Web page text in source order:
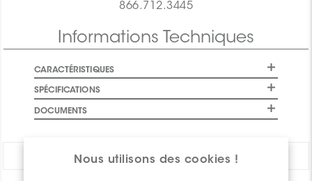
Nous utilisons des cookies !
866.712.3445
Informations Techniques
CARACTÉRISTIQUES
SPÉCIFICATIONS
DOCUMENTS
PARTAGER: